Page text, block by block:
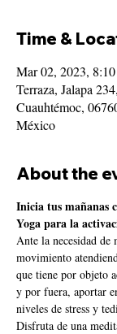
Time &
Mar 02, 2023,
Terraza, Jalapa
Cuauhtémoc,
México
About the
Inicia tus mañanas
Yoga para la
Ante la necesidad de
movimiento
que tiene por objeto
y por fuera, aportar
niveles de stress y
Disfruta de una